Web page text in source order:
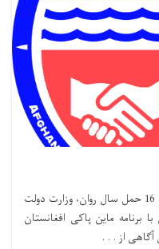
کابل – افغانستان، قراراست فردا پنج‌شنبه 16 حمل سال روان، وزارت دولت
ماین پاکی افغانستان
آگاهی از . . .